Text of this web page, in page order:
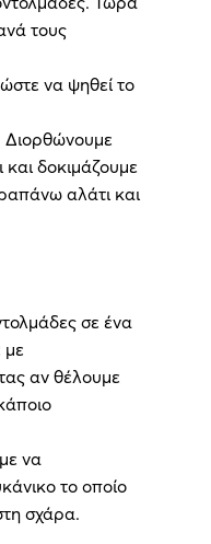
τους
να ψηθεί το
Διορθώνουμε
και δοκιμάζουμε
αλάτι και
σε ένα
με
αν θέλουμε
να
το οποίο
σχάρα.